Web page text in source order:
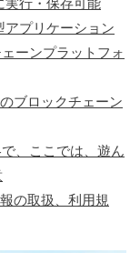
実行・保存可能
プリケーション
ーンプラットフォ
ブロックチェーン
、ここでは、遊ん
の取扱、利用規